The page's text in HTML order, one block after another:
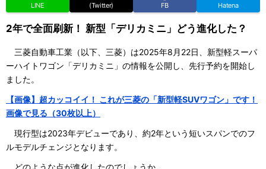
LINE (Twitter) FB Hatena
2年で全面刷新！ 新型「デリカミニ」どう進化した？
三菱自動車工業（以下、三菱）は2025年8月22日、新型軽スーパ
ーハイトワゴン「デリカミニ」の情報を公開し、先行予約を開始し
ました。
【画像】超カッコイイ！ これが三菱の「新型軽SUVワゴン」です！
画像で見る（30枚以上）
現行型は2023年デビューであり、約2年という短いスパンでのフ
ルモデルチェンジとなります。